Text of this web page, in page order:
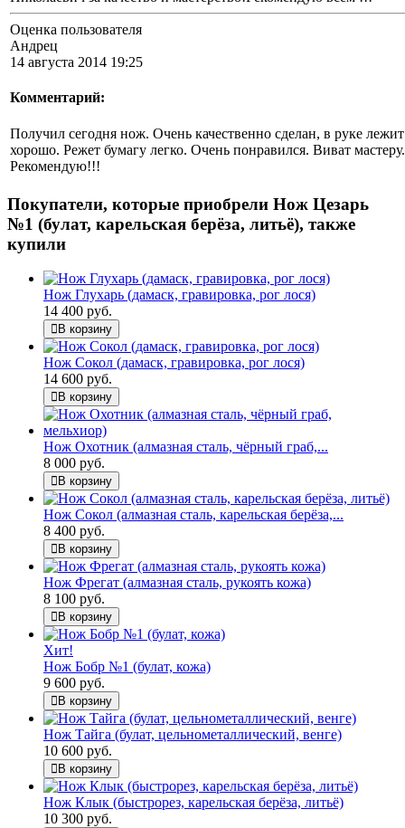
Оценка пользователя
Андрец
14 августа 2014 19:25
Комментарий:
Получил сегодня нож. Очень качественно сделан, в руке лежит
хорошо. Режет бумагу легко. Очень понравился. Виват мастеру.
Рекомендую!!!
Покупатели, которые приобрели Нож Цезарь
№1 (булат, карельская берёза, литьё), также
купили
Нож Глухарь (дамаск, гравировка, рог лося)
14 400 руб.
В корзину
Нож Сокол (дамаск, гравировка, рог лося)
14 600 руб.
В корзину
Нож Охотник (алмазная сталь, чёрный граб,...
8 000 руб.
В корзину
Нож Сокол (алмазная сталь, карельская берёза,...
8 400 руб.
В корзину
Нож Фрегат (алмазная сталь, рукоять кожа)
8 100 руб.
В корзину
Хит!
Нож Бобр №1 (булат, кожа)
9 600 руб.
В корзину
Нож Тайга (булат, цельнометаллический, венге)
10 600 руб.
В корзину
Нож Клык (быстрорез, карельская берёза, литьё)
10 300 руб.